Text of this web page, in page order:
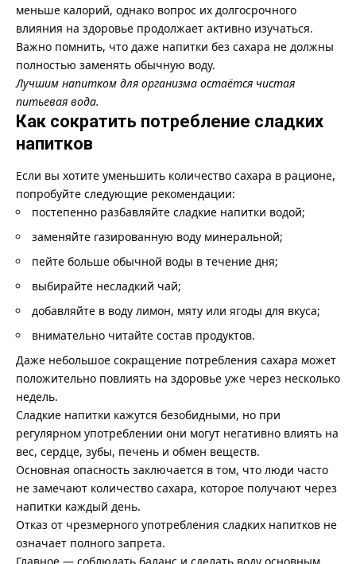
меньше калорий, однако вопрос их долгосрочного
влияния на здоровье продолжает активно изучаться.
Важно помнить, что даже напитки без сахара не должны
полностью заменять обычную воду.
Лучшим напитком для организма остаётся чистая
питьевая вода.
Как сократить потребление сладких
напитков
Если вы хотите уменьшить количество сахара в рационе,
попробуйте следующие рекомендации:
постепенно разбавляйте сладкие напитки водой;
заменяйте газированную воду минеральной;
пейте больше обычной воды в течение дня;
выбирайте несладкий чай;
добавляйте в воду лимон, мяту или ягоды для вкуса;
внимательно читайте состав продуктов.
Даже небольшое сокращение потребления сахара может
положительно повлиять на здоровье уже через несколько
недель.
Сладкие напитки кажутся безобидными, но при
регулярном употреблении они могут негативно влиять на
вес, сердце, зубы, печень и обмен веществ.
Основная опасность заключается в том, что люди часто
не замечают количество сахара, которое получают через
напитки каждый день.
Отказ от чрезмерного употребления сладких напитков не
означает полного запрета.